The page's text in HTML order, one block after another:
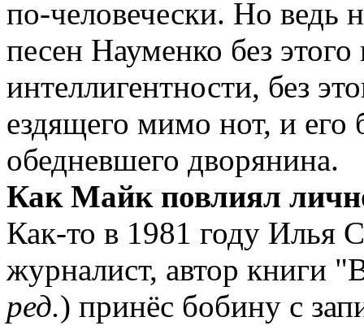
по-человечески. Но ведь
песен Науменко без
интеллигентности, без
ездящего мимо нот, и его
обедневшего дворянина.
Как Майк повлиял
Как-то в 1981 году Илья
журналист, автор книги
ред.) принёс бобину с